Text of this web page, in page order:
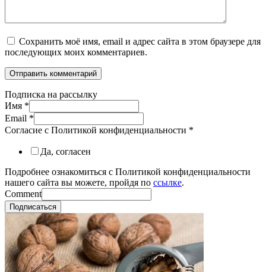
Сохранить моё имя, email и адрес сайта в этом браузере для
последующих моих комментариев.
Подписка на рассылку
Имя *
Email *
Согласие с Политикой конфиденциальности *
Да, согласен
Подробнее ознакомиться с Политикой конфиденциальности
нашего сайта вы можете, пройдя по ссылке.
Comment
Подписаться